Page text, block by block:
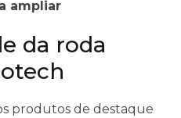
ampliar
da roda
produtos de destaque